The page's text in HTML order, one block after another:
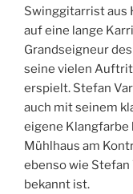
Swinggitarrist aus
auf eine lange
Grandseigneur
seine vielen
erspielt. Stefan
auch mit seinem
eigene Klangfarbe
Mühlhaus am
ebenso wie Stefan
bekannt ist.